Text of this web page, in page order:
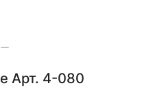
Арт. 4-080